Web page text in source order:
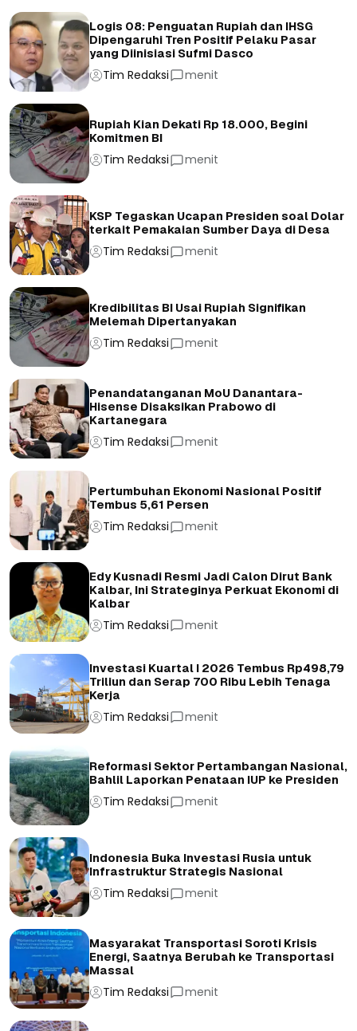
Logis 08: Penguatan Rupiah dan IHSG
Dipengaruhi Tren Positif Pelaku Pasar
yang Diinisiasi Sufmi Dasco
Tim Redaksi menit
Rupiah Kian Dekati Rp 18.000, Begini
Komitmen BI
Tim Redaksi menit
KSP Tegaskan Ucapan Presiden soal Dolar
terkait Pemakaian Sumber Daya di Desa
Tim Redaksi menit
Kredibilitas BI Usai Rupiah Signifikan
Melemah Dipertanyakan
Tim Redaksi menit
Penandatanganan MoU Danantara-
Hisense Disaksikan Prabowo di
Kartanegara
Tim Redaksi menit
Pertumbuhan Ekonomi Nasional Positif
Tembus 5,61 Persen
Tim Redaksi menit
Edy Kusnadi Resmi Jadi Calon Dirut Bank
Kalbar, Ini Strateginya Perkuat Ekonomi di
Kalbar
Tim Redaksi menit
Investasi Kuartal I 2026 Tembus Rp498,79
Triliun dan Serap 700 Ribu Lebih Tenaga
Kerja
Tim Redaksi menit
Reformasi Sektor Pertambangan Nasional,
Bahlil Laporkan Penataan IUP ke Presiden
Tim Redaksi menit
Indonesia Buka Investasi Rusia untuk
Infrastruktur Strategis Nasional
Tim Redaksi menit
Masyarakat Transportasi Soroti Krisis
Energi, Saatnya Berubah ke Transportasi
Massal
Tim Redaksi menit